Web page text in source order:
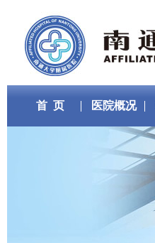
首 页 医院概况